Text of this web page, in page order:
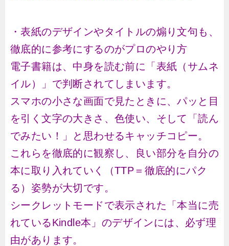
・表紙のデザインやタイトルの煽り文句も、
徹底的に参考にするのがプロのやり方
電子書籍は、中身を読む前に「表紙（サムネ
イル）」で判断されてしまいます。
スマホの小さな画面で見たときに、パッと目
を引く文字の大きさ、色使い、そして「読ん
でみたい！」と思わせるキャッチコピー。
これらを徹底的に観察し、良い部分を自分の
本に取り入れていく（TTP＝徹底的にパク
る）姿勢が大切です。
シークレットモードで表示された「本当に売
れているKindle本」のデザインには、必ず理
由があります。